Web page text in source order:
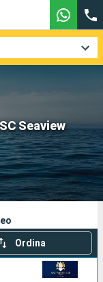
Seaview
Ordina